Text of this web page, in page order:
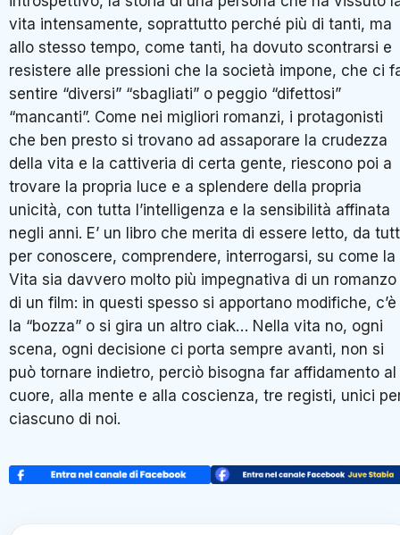
vita intensamente, soprattutto perché più di tanti, ma
allo stesso tempo, come tanti, ha dovuto scontrarsi e
resistere alle pressioni che la società impone, che ci
sentire “diversi” “sbagliati” o peggio “difettosi”
“mancanti”. Come nei migliori romanzi, i protagonisti
che ben presto si trovano ad assaporare la crudezza
della vita e la cattiveria di certa gente, riescono poi a
trovare la propria luce e a splendere della propria
unicità, con tutta l’intelligenza e la sensibilità affinata
negli anni. E’ un libro che merita di essere letto, da
per conoscere, comprendere, interrogarsi, su come la
Vita sia davvero molto più impegnativa di un romanzo
di un film: in questi spesso si apportano modifiche, c’è
la “bozza” o si gira un altro ciak… Nella vita no, ogni
scena, ogni decisione ci porta sempre avanti, non si
può tornare indietro, perciò bisogna far affidamento al
cuore, alla mente e alla coscienza, tre registi, unici
ciascuno di noi.